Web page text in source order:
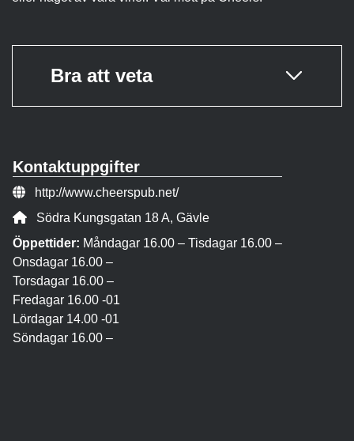
Bra att veta
Kontaktuppgifter
Webbsida:
http://www.cheerspub.net/
Adress:
Södra Kungsgatan 18 A, Gävle
Öppettider: Måndagar 16.00 – Tisdagar 16.00 –
Onsdagar 16.00 –
Torsdagar 16.00 –
Fredagar 16.00 -01
Lördagar 14.00 -01
Söndagar 16.00 –